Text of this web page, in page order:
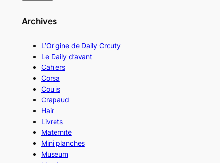
Archives
L’Origine de Daily Crouty
Le Daily d’avant
Cahiers
Corsa
Coulis
Crapaud
Hair
Livrets
Maternité
Mini planches
Museum